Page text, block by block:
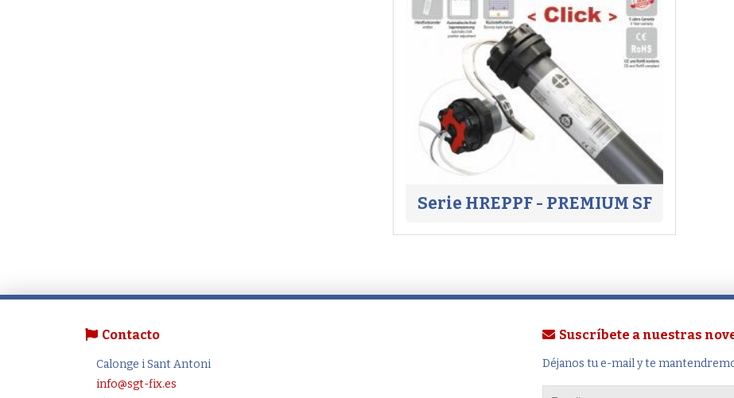
Serie HREPPF - PREMIUM SF
Contacto
Calonge i Sant Antoni
info@sgt-fix.es
Suscríbete a nuestras
Déjanos tu e-mail y te